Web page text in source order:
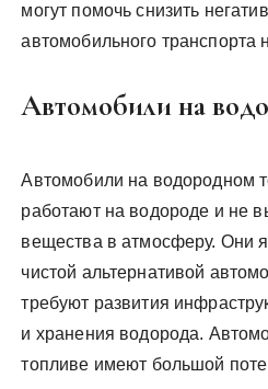
могут помочь снизить
автомобильного транспорта
Автомобили на
Автомобили на водородном
работают на водороде и не
вещества в атмосферу. Они
чистой альтернативой
требуют развития
и хранения водорода.
топливе имеют большой